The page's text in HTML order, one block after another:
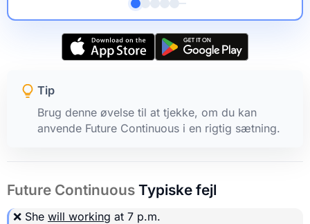
Tip
Brug denne øvelse til at tjekke, om du kan
anvende Future Continuous i en rigtig sætning.
Future Continuous Typiske fejl
❌ She will working at 7 p.m.